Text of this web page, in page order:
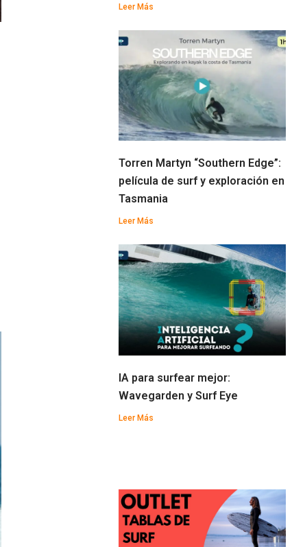
Leer Más
Torren Martyn “Southern Edge”:
película de surf y exploración en
Tasmania
Leer Más
IA para surfear mejor:
Wavegarden y Surf Eye
Leer Más